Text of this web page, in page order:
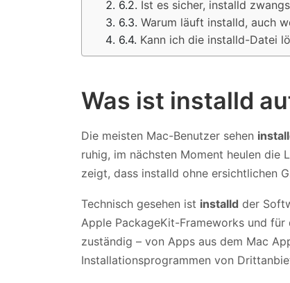
Ist es sicher, installd
Warum läuft installd, auch
Kann ich die installd-Datei
Was ist installd
Die meisten Mac-Benutzer sehen
ruhig, im nächsten Moment heulen
zeigt, dass installd ohne ersichtlichen
Technisch gesehen ist installd der
Apple PackageKit-Frameworks und
zuständig – von Apps aus dem Mac
Installationsprogrammen von